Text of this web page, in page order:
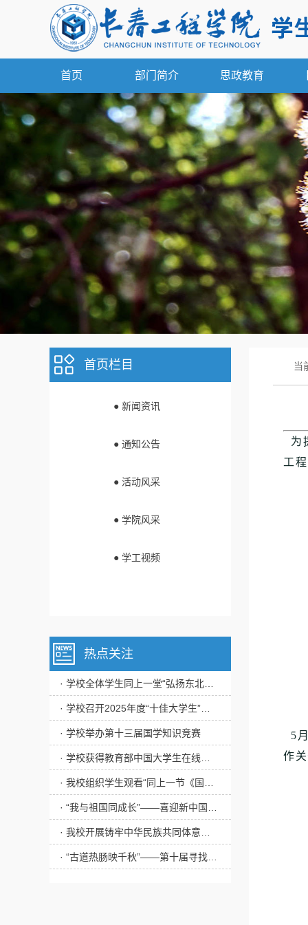
首页 部门简介 思政教育
首页栏目
● 新闻资讯
● 通知公告
● 活动风采
● 学院风采
● 学工视频
热点关注
· 学校举办第十三届国学知识竞赛
当
为
工
5
作